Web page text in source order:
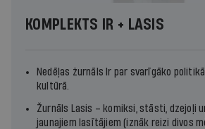
KOMPLEKTS IR + LASIS
Nedēļas žurnāls Ir par svarīgāko
kultūrā.
Žurnāls Lasis – komiksi, stāsti, dzejoļi
jaunajiem lasītājiem (iznāk reizi divos